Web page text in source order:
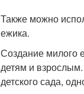
Также можно
ежика.
Создание милого
детям и
детского сада,